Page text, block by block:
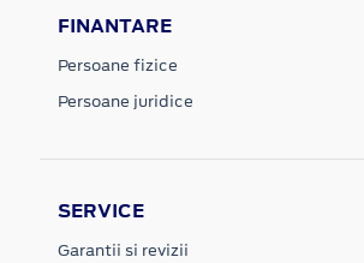
FINANTARE
Persoane fizice
Persoane juridice
SERVICE
Garantii si revizii